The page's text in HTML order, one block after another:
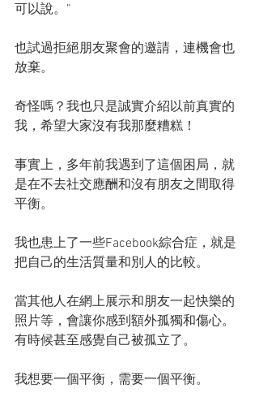
可以說。”
也試過拒絕朋友聚會的邀請，連機會也
放棄。
奇怪嗎？我也只是誠實介紹以前真實的
我，希望大家沒有我那麼糟糕！
事實上，多年前我遇到了這個困局，就
是在不去社交應酬和沒有朋友之間取得
平衡。
我也患上了一些Facebook綜合症，就是
把自己的生活質量和別人的比較。
當其他人在網上展示和朋友一起快樂的
照片等，會讓你感到額外孤獨和傷心。
有時候甚至感覺自己被孤立了。
我想要一個平衡，需要一個平衡。